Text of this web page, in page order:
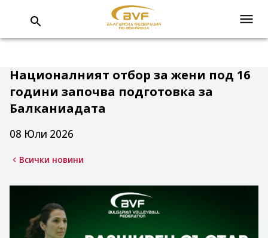
Националният отбор за жени под 16
години започва подготовка за
Балканиадата
08 Юли 2026
Всички новини